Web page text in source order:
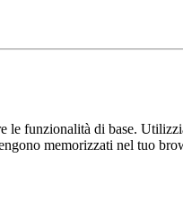
le funzionalità di base.
memorizzati nel tuo